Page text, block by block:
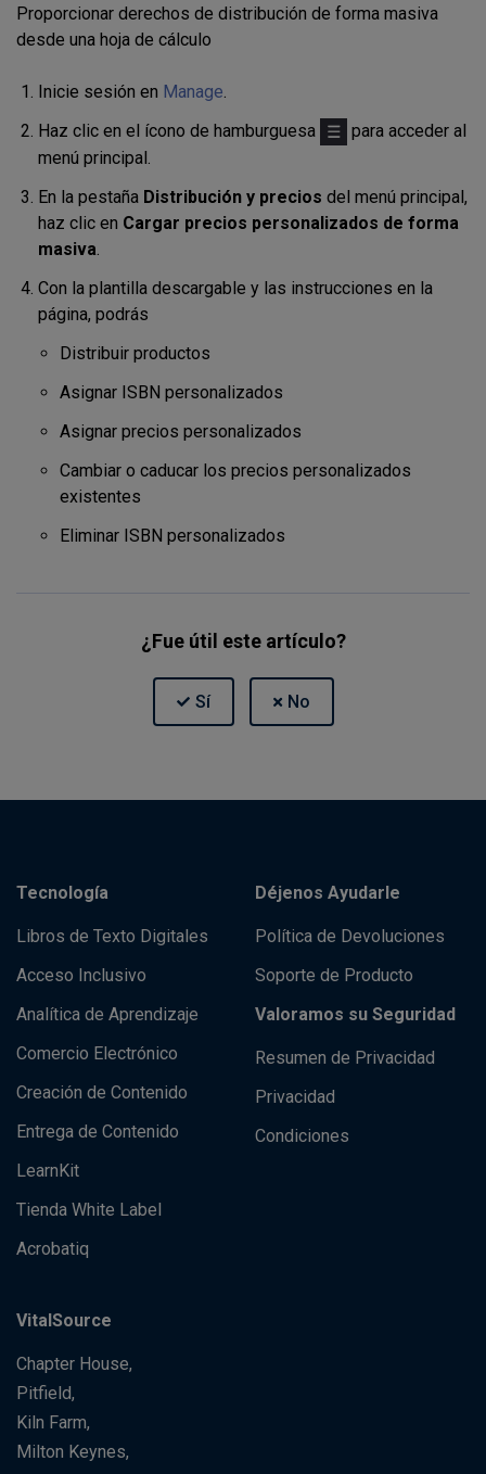
Proporcionar derechos de distribución de forma masiva
desde una hoja de cálculo
Inicie sesión en Manage
Haz clic en el ícono de hamburguesa
para acceder al
menú principal.
En la pestaña Distribución y precios del menú principal,
haz clic en Cargar precios personalizados de forma
masiva.
Con la plantilla descargable y las instrucciones en la
página, podrás
Distribuir productos
Asignar ISBN personalizados
Asignar precios personalizados
Cambiar o caducar los precios personalizados
existentes
Eliminar ISBN personalizados
¿Fue útil este artículo?
Tecnología
Libros de Texto Digitales
Acceso Inclusivo
Analítica de Aprendizaje
Comercio Electrónico
Creación de Contenido
Entrega de Contenido
LearnKit
Tienda White Label
Acrobatiq
Déjenos Ayudarle
Política de Devoluciones
Soporte de Producto
Valoramos su Seguridad
Resumen de Privacidad
Privacidad
Condiciones
VitalSource
Chapter House,
Pitfield,
Kiln Farm,
Milton Keynes,